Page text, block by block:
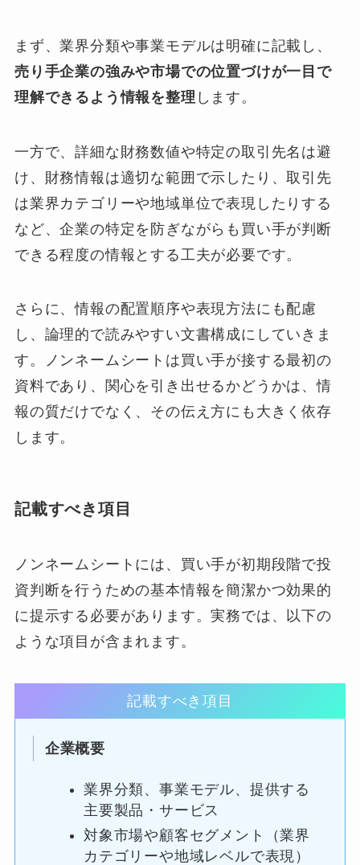
まず、業界分類や事業モデルは明確に記載し、
売り手企業の強みや市場での位置づけが一目で
理解できるよう情報を整理 します。
一方で、詳細な財務数値や特定の取引先名は避
け、財務情報は適切な範囲で示したり、取引先
は業界カテゴリーや地域単位で表現したりする
など、企業の特定を防ぎながらも買い手が判断
できる程度の情報とする工夫が必要です。
さらに、情報の配置順序や表現方法にも配慮
し、論理的で読みやすい文書構成にしていきま
す。ノンネームシートは買い手が接する最初の
資料であり、関心を引き出せるかどうかは、情
報の質だけでなく、その伝え方にも大きく依存
します。
記載すべき項目
ノンネームシートには、買い手が初期段階で投
資判断を行うための基本情報を簡潔かつ効果的
に提示する必要があります。実務では、以下の
ような項目が含まれます。
記載すべき項目
企業概要
業界分類、事業モデル、提供する
主要製品・サービス
対象市場や顧客セグメント（業界
カテゴリーや地域レベルで表現）